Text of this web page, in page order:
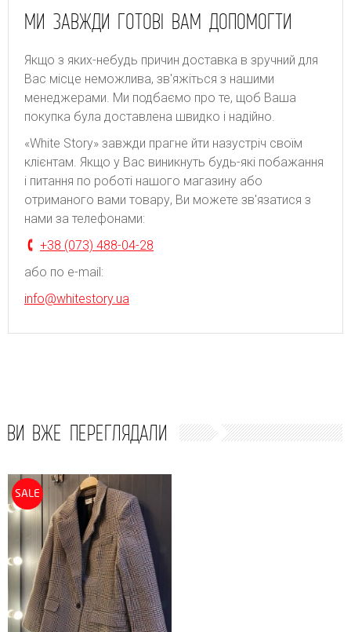
МИ ЗАВЖДИ ГОТОВІ ВАМ ДОПОМОГТИ
Якщо з яких-небудь причин доставка в зручний для
Вас місце неможлива, зв'яжіться з нашими
менеджерами. Ми подбаємо про те, щоб Ваша
покупка була доставлена швидко і надійно.
«White Story» завжди прагне йти назустріч своїм
клієнтам. Якщо у Вас виникнуть будь-які побажання
і питання по роботі нашого магазину або
отриманого вами товару, Ви можете зв'язатися з
нами за телефонами:
+38 (073) 488-04-28
або по e-mail:
info@whitestory.ua
ВИ ВЖЕ ПЕРЕГЛЯДАЛИ
SALE